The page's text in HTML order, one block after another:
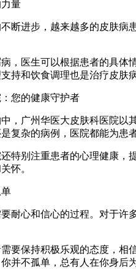
量
断进步，越来越多的皮肤病
，医生可以根据患者的具体
持和饮食调理也是治疗皮肤
您的健康守护者
，广州华医大皮肤科医院以
复杂的病例，医院都能为患
特别注重患者的心理健康
怀。
耐心和信心的过程。对于
要保持积极乐观的态度，相
并不孤单，总有人在你身后